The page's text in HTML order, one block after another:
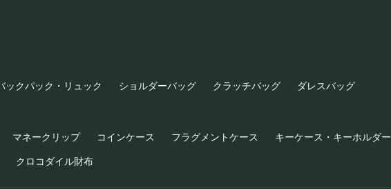
ックパック・リュック ショルダーバッグ クラッチバッグ ダレスバッグ
マネークリップ コインケース フラグメントケース キーケース・キーホルダー
クロコダイル財布